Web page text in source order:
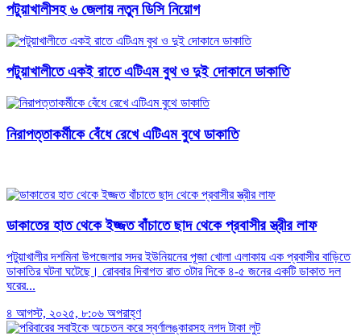
পটুয়াখালীসহ ৬ জেলায় নতুন ডিসি নিয়োগ
পটুয়াখালীতে একই রাতে এটিএম বুথ ও দুই দোকানে ডাকাতি
নিরাপত্তাকর্মীকে বেঁধে রেখে এটিএম বুথে ডাকাতি
ডাকাতের হাত থেকে ইজ্জত বাঁচাতে ছাদ থেকে প্রবাসীর স্ত্রীর লাফ
পটুয়াখালীর দশমিনা উপজেলার সদর ইউনিয়নের পূজা খোলা এলাকায় এক প্রবাসীর বাড়িতে
ডাকাতির ঘটনা ঘটেছে। রোববার দিবাগত রাত ৩টার দিকে ৪-৫ জনের একটি ডাকাত দল
ঘরের...
৪ আগস্ট, ২০২৫, ৮:০৬ অপরাহ্ণ